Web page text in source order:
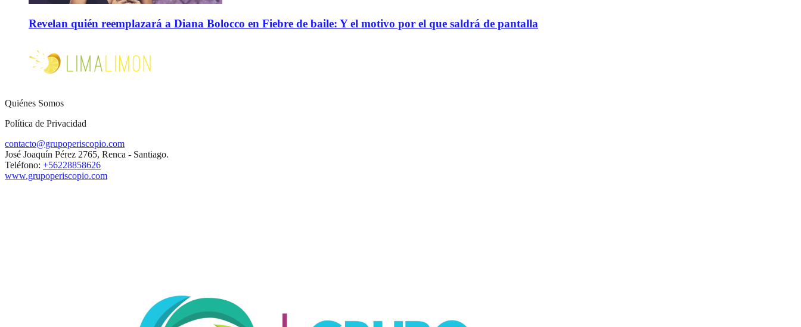
Revelan quién reemplazará a Diana Bolocco en Fiebre de baile: Y el motivo por el que saldrá de pantalla
Quiénes Somos
Política de Privacidad
contacto@grupoperiscopio.com
José Joaquín Pérez 2765, Renca - Santiago.
Teléfono: +56228858626
www.grupoperiscopio.com